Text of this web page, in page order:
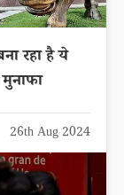
रहा है ये
26th Aug 2024